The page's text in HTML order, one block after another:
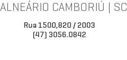
CAMBORIÚ | SC
Rua 1500,820 / 2003
(47) 3056.0842